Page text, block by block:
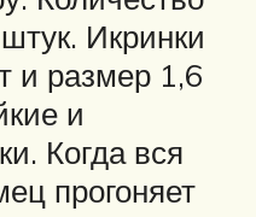
Икринки
и размер 1,6
и
Когда вся
прогоняет